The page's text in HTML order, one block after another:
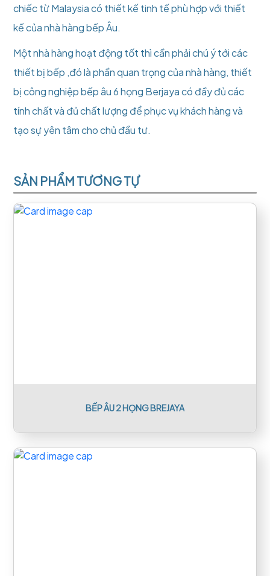
chiếc từ Malaysia có thiết kế tinh tế phù hợp với thiết
kế của nhà hàng bếp Âu.
Một nhà hàng hoạt động tốt thì cần phải chú ý tới các
thiết bị bếp ,đó là phần quan trọng của nhà hàng, thiết
bị công nghiệp bếp âu 6 họng Berjaya có đầy đủ các
tính chất và đủ chất lượng để phục vụ khách hàng và
tạo sự yên tâm cho chủ đầu tư.
SẢN PHẨM TƯƠNG TỰ
BẾP ÂU 2 HỌNG BREJAYA